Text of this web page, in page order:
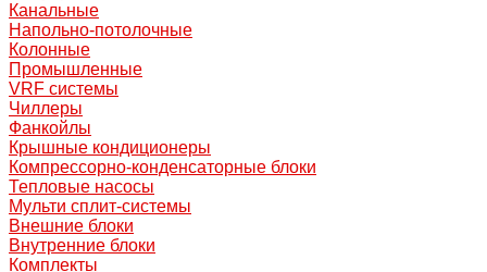
Канальные
Напольно-потолочные
Колонные
Промышленные
VRF системы
Чиллеры
Фанкойлы
Крышные кондиционеры
Компрессорно-конденсаторные блоки
Тепловые насосы
Мульти сплит-системы
Внешние блоки
Внутренние блоки
Комплекты